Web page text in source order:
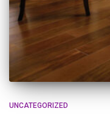
UNCATEGORIZED